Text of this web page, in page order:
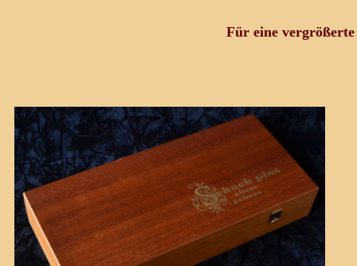
Für eine